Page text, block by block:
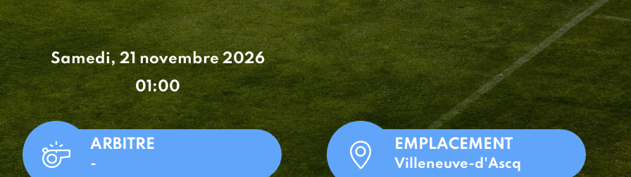
Samedi, 21 novembre 2026
01:00
ARBITRE
-
EMPLACEMENT
Villeneuve-d'Ascq